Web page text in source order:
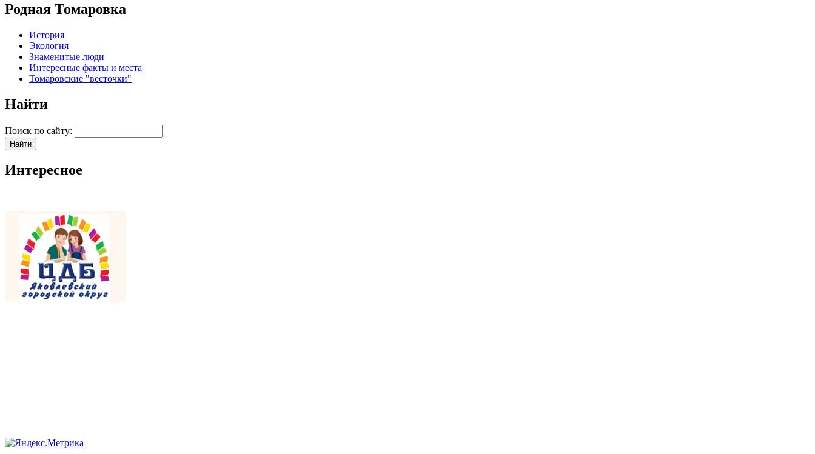
Родная Томаровка
История
Экология
Знаменитые люди
Интересные факты и места
Томаровские "весточки"
Найти
Поиск по сайту:
Интересное